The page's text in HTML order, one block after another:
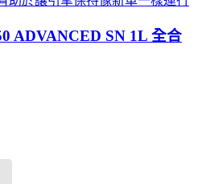
ADVANCED SN 1L 全合